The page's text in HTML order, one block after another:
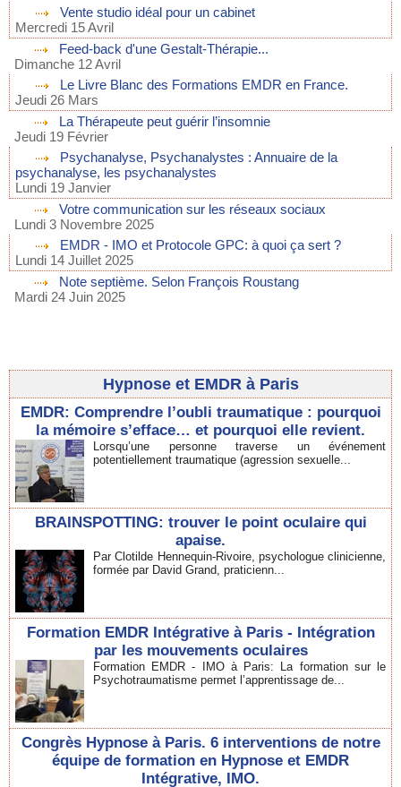
Vente studio idéal pour un cabinet
Mercredi 15 Avril
Feed-back d'une Gestalt-Thérapie...
Dimanche 12 Avril
Le Livre Blanc des Formations EMDR en France.
Jeudi 26 Mars
La Thérapeute peut guérir l’insomnie
Jeudi 19 Février
Psychanalyse, Psychanalystes : Annuaire de la
psychanalyse, les psychanalystes
Lundi 19 Janvier
Votre communication sur les réseaux sociaux
Lundi 3 Novembre 2025
EMDR - IMO et Protocole GPC: à quoi ça sert ?
Lundi 14 Juillet 2025
Note septième. Selon François Roustang
Mardi 24 Juin 2025
Hypnose et EMDR à Paris
EMDR: Comprendre l’oubli traumatique : pourquoi
la mémoire s’efface… et pourquoi elle revient.
Lorsqu’une personne traverse un événement
potentiellement traumatique (agression sexuelle...
BRAINSPOTTING: trouver le point oculaire qui
apaise.
Par Clotilde Hennequin-Rivoire, psychologue clinicienne,
formée par David Grand, praticienn...
Formation EMDR Intégrative à Paris - Intégration
par les mouvements oculaires
Formation EMDR - IMO à Paris: La formation sur le
Psychotraumatisme permet l’apprentissage de...
Congrès Hypnose à Paris. 6 interventions de notre
équipe de formation en Hypnose et EMDR
Intégrative, IMO.